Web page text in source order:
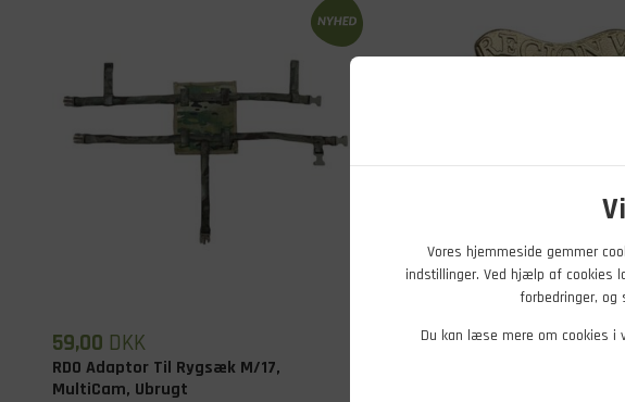
Vores hjemmeside gemmer
indstillinger. Ved hjælp af cookies
forbedringer, og
Du kan læse mere om cookies i
59,00 DKK
RDO Adaptor Til Rygsæk M/17,
MultiCam, Ubrugt
19,00 DKK
Afdelingsmærke